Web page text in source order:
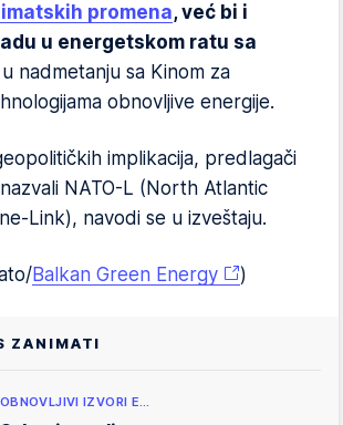
promena, već bi i
u energetskom ratu sa
nadmetanju sa Kinom za
obnovljive energije.
implikacija, predlagači
NATO-L (North Atlantic
Link), navodi se u izveštaju.
Balkan Green Energy )
ZANIMATI
OBNOVLJIVI IZVORI E…